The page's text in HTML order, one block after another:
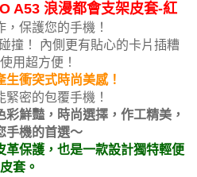
A53 浪漫都會支架皮套-紅
，保護您的手機！
撞！ 內側更有貼心的卡片插糟
用超方便！
生衝突式時尚美感！
緊密的包覆手機！
鮮豔，時尚選擇，作工精美，
手機的首選～
革保護，也是一款設計獨特輕便
皮套。